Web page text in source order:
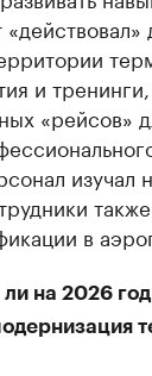
и
«рейсов»
изучал
в
на 2026 год